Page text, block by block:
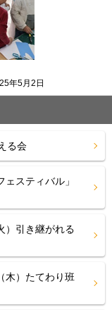
年5月2日
る会
スティバル」
引き継がれる
）たてわり班